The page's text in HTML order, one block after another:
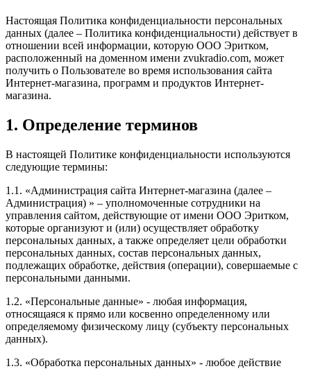
Настоящая Политика конфиденциальности персональных
данных (далее – Политика конфиденциальности) действует в
отношении всей информации, которую ООО Эритком,
расположенный на доменном имени zvukradio.com, может
получить о Пользователе во время использования сайта
Интернет-магазина, программ и продуктов Интернет-
магазина.
1. Определение терминов
В настоящей Политике конфиденциальности используются
следующие термины:
1.1. «Администрация сайта Интернет-магазина (далее –
Администрация) » – уполномоченные сотрудники на
управления сайтом, действующие от имени ООО Эритком,
которые организуют и (или) осуществляет обработку
персональных данных, а также определяет цели обработки
персональных данных, состав персональных данных,
подлежащих обработке, действия (операции), совершаемые с
персональными данными.
1.2. «Персональные данные» - любая информация,
относящаяся к прямо или косвенно определенному или
определяемому физическому лицу (субъекту персональных
данных).
1.3. «Обработка персональных данных» - любое действие